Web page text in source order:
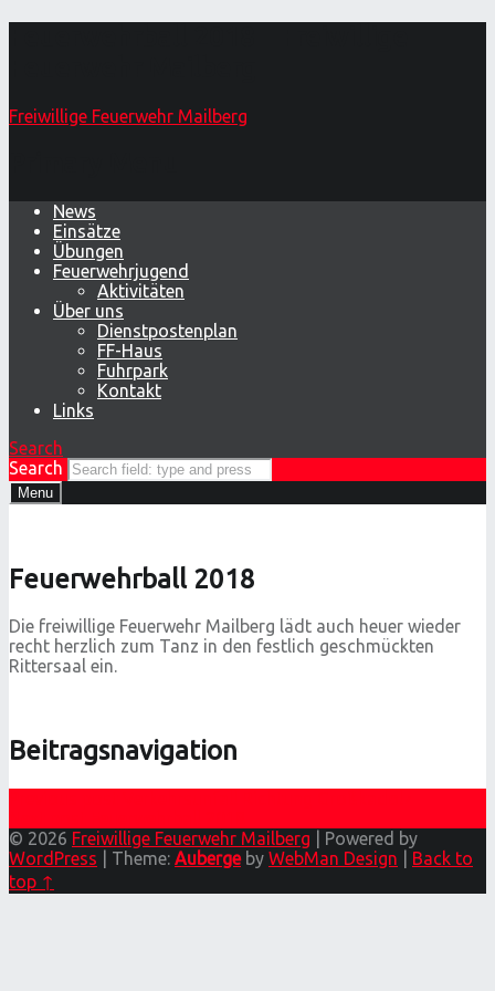
Freiwillige Feuerwehr Mailberg
News
Einsätze
Übungen
Feuerwehrjugend
Aktivitäten
Über uns
Dienstpostenplan
FF-Haus
Fuhrpark
Kontakt
Links
Search
Search
Menu
Feuerwehrball 2018
Die freiwillige Feuerwehr Mailberg lädt auch heuer wieder
recht herzlich zum Tanz in den festlich geschmückten
Rittersaal ein.
Beitragsnavigation
© 2026 Freiwillige Feuerwehr Mailberg
Powered by
WordPress
Theme: Aubergeby WebMan Design
Back to
top ↑